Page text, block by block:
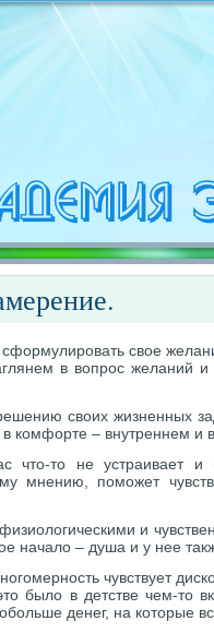
сформулировать свое
в вопрос желаний
своих жизненных
в комфорте – внутреннем и
то не устраивает и
мнению, поможет
и
начало – душа и у нее
чувствует
было в детстве чем-то
денег, на которые